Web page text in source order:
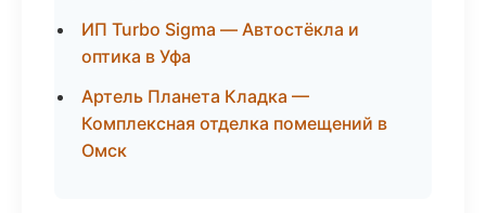
ИП Turbo Sigma — Автостёкла и
оптика в Уфа
Артель Планета Кладка —
Комплексная отделка помещений в
Омск